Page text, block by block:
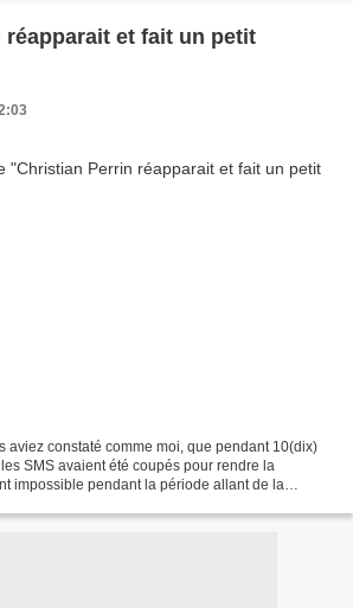
et fait un petit
aviez constaté comme moi, que pendant 10(dix)
SMS avaient été coupés pour rendre la
impossible pendant la période allant de la